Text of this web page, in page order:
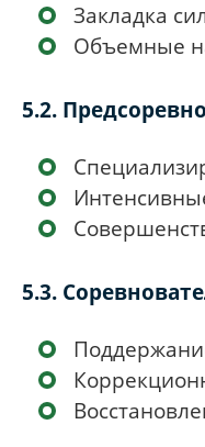
Закладка
Объемные
5.2.
5.3.